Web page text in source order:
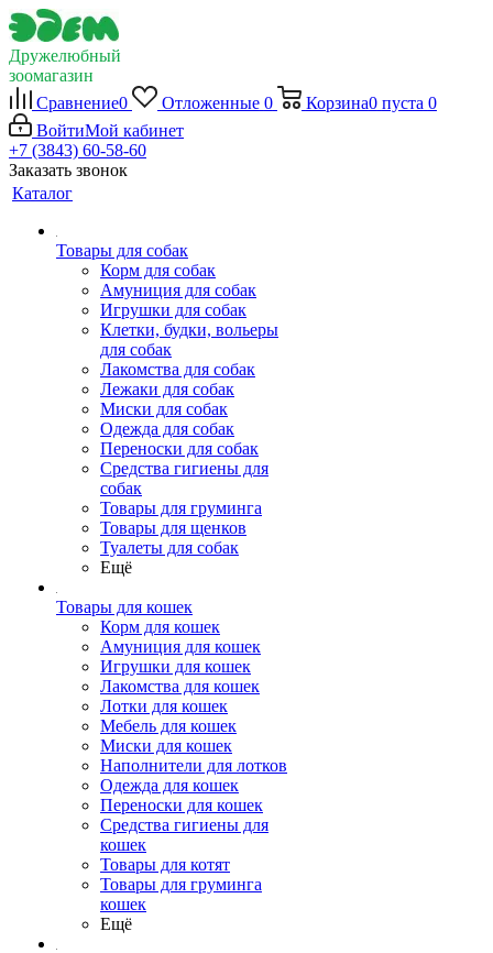
Дружелюбный
зоомагазин
Сравнение0 Отложенные 0 Корзина0 пуста 0
ВойтиМой кабинет
+7 (3843) 60-58-60
Заказать звонок
Каталог
Товары для собак
Корм для собак
Амуниция для собак
Игрушки для собак
Клетки, будки, вольеры
для собак
Лакомства для собак
Лежаки для собак
Миски для собак
Одежда для собак
Переноски для собак
Средства гигиены для
собак
Товары для груминга
Товары для щенков
Туалеты для собак
Ещё
Товары для кошек
Корм для кошек
Амуниция для кошек
Игрушки для кошек
Лакомства для кошек
Лотки для кошек
Мебель для кошек
Миски для кошек
Наполнители для лотков
Одежда для кошек
Переноски для кошек
Средства гигиены для
кошек
Товары для котят
Товары для груминга
кошек
Ещё